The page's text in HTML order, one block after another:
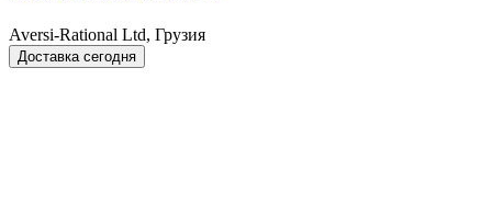
Aversi-Rational Ltd, Грузия
Доставка сегодня